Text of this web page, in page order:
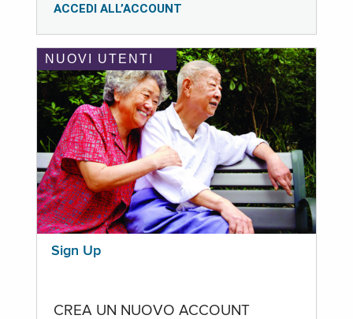
ACCEDI ALL’ACCOUNT
NUOVI UTENTI
Sign Up
CREA UN NUOVO ACCOUNT